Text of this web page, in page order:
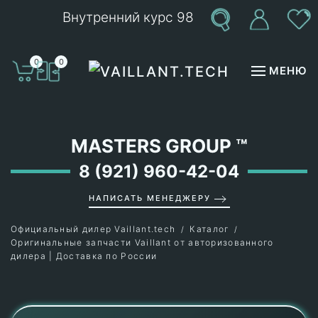
Внутренний курс 98
0 0
МЕНЮ
MASTERS GROUP ™
8 (921) 960-42-04
НАПИСАТЬ МЕНЕДЖЕРУ
Официальный дилер Vaillant.tech
Каталог
Оригинальные запчасти Vaillant от авторизованного
дилера | Доставка по России